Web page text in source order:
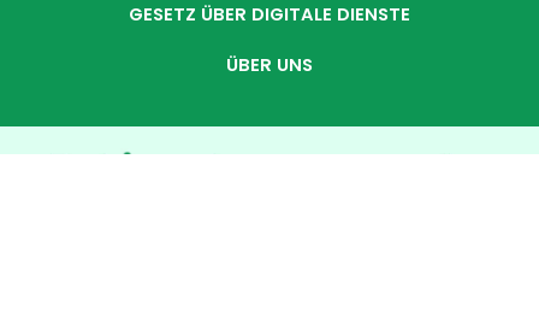
GESETZ ÜBER DIGITALE DIENSTE
ÜBER UNS